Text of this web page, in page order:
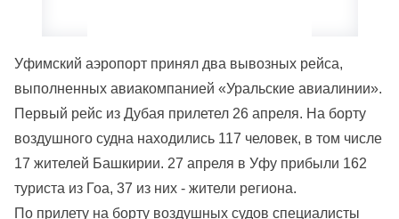
Уфимский аэропорт принял два вывозных рейса,
выполненных авиакомпанией «Уральские авиалинии».
Первый рейс из Дубая прилетел 26 апреля. На борту
воздушного судна находились 117 человек, в том числе
17 жителей Башкирии. 27 апреля в Уфу прибыли 162
туриста из Гоа, 37 из них - жители региона.
По прилету на борту воздушных судов специалисты